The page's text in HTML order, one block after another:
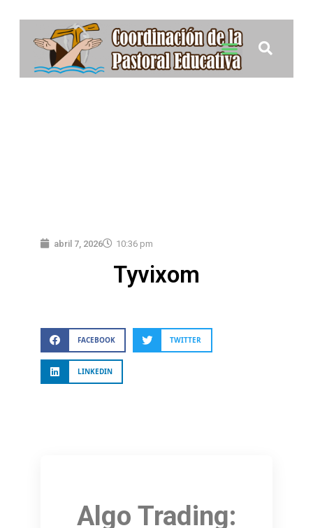
abril 7, 2026 10:36 pm
Tyvixom
FACEBOOK TWITTER
LINKEDIN
Algo Trading: